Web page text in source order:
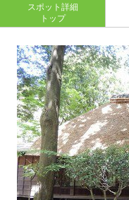
スポット詳細
トップ